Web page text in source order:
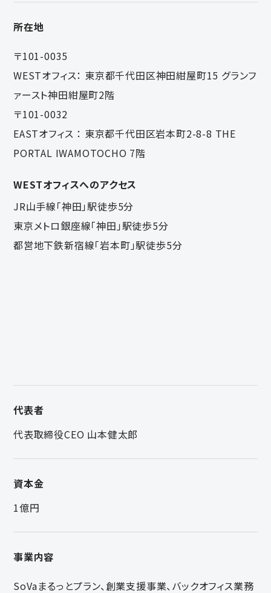
所在地
〒101-0035
WESTオフィス： 東京都千代田区神田紺屋町15 グランフ
ァースト神田紺屋町2階
〒101-0032
EASTオフィス ： 東京都千代田区岩本町2-8-8 THE
PORTAL IWAMOTOCHO 7階
WESTオフィスへのアクセス
JR山手線「神田」駅徒歩5分
東京メトロ銀座線「神田」駅徒歩5分
都営地下鉄新宿線「岩本町」駅徒歩5分
代表者
代表取締役CEO 山本健太郎
資本金
1億円
事業内容
SoVaまるっとプラン、創業支援事業、バックオフィス業務